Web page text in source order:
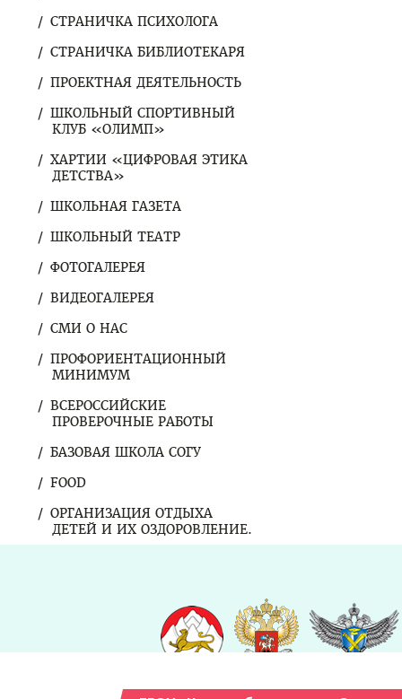
СТРАНИЧКА ПСИХОЛОГА
СТРАНИЧКА БИБЛИОТЕКАРЯ
ПРОЕКТНАЯ ДЕЯТЕЛЬНОСТЬ
ШКОЛЬНЫЙ СПОРТИВНЫЙ
КЛУБ «ОЛИМП»
ХАРТИИ «ЦИФРОВАЯ ЭТИКА
ДЕТСТВА»
ШКОЛЬНАЯ ГАЗЕТА
ШКОЛЬНЫЙ ТЕАТР
ФОТОГАЛЕРЕЯ
ВИДЕОГАЛЕРЕЯ
СМИ О НАС
ПРОФОРИЕНТАЦИОННЫЙ
МИНИМУМ
ВСЕРОССИЙСКИЕ
ПРОВЕРОЧНЫЕ РАБОТЫ
БАЗОВАЯ ШКОЛА СОГУ
FOOD
ОРГАНИЗАЦИЯ ОТДЫХА
ДЕТЕЙ И ИХ ОЗДОРОВЛЕНИЕ.